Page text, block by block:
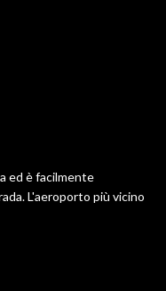
ed è facilmente
L'aeroporto più vicino